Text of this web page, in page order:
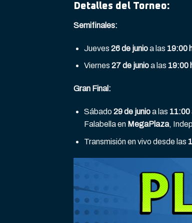
Detalles del Torneo:
Semifinales:
Jueves 26 de junioa las 19:00
Viernes 27 de junioa las 19:00
Gran Final:
Sábado29 de junioa las 11:00
Falabella en MegaPlaza,
Transmisión en vivo desde las